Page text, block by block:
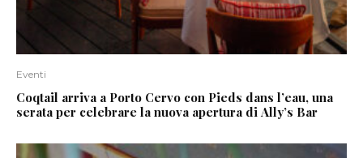
Eventi
Coqtail arriva a Porto Cervo con Pieds dans l’eau, una
serata per celebrare la nuova apertura di Ally’s Bar